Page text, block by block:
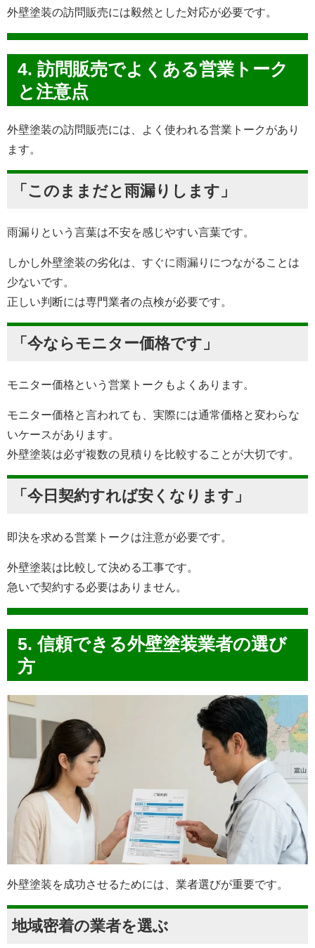
外壁塗装の訪問販売には毅然とした対応が必要です。
4. 訪問販売でよくある営業トーク
と注意点
外壁塗装の訪問販売には、よく使われる営業トークがあり
ます。
「このままだと雨漏りします」
雨漏りという言葉は不安を感じやすい言葉です。
しかし外壁塗装の劣化は、すぐに雨漏りにつながることは
少ないです。
正しい判断には専門業者の点検が必要です。
「今ならモニター価格です」
モニター価格という営業トークもよくあります。
モニター価格と言われても、実際には通常価格と変わらな
いケースがあります。
外壁塗装は必ず複数の見積りを比較することが大切です。
「今日契約すれば安くなります」
即決を求める営業トークは注意が必要です。
外壁塗装は比較して決める工事です。
急いで契約する必要はありません。
5. 信頼できる外壁塗装業者の選び
方
外壁塗装を成功させるためには、業者選びが重要です。
地域密着の業者を選ぶ